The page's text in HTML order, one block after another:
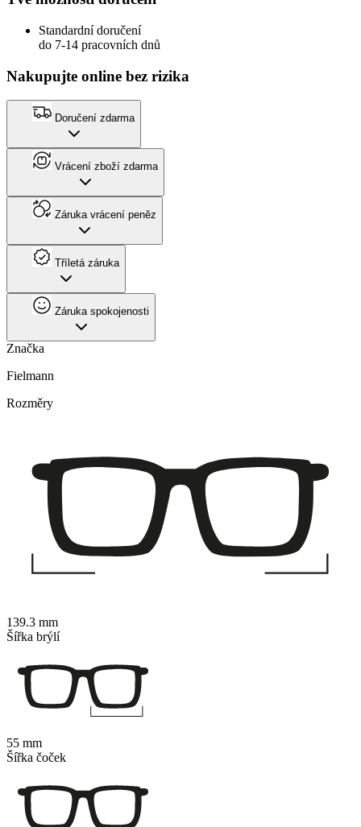
Standardní doručení
do 7-14 pracovních dnů
Nakupujte online bez rizika
Doručení zdarma
Vrácení zboží zdarma
Záruka vrácení peněz
Tříletá záruka
Záruka spokojenosti
Značka
Fielmann
Rozměry
139.3 mm
Šířka brýlí
55 mm
Šířka čoček